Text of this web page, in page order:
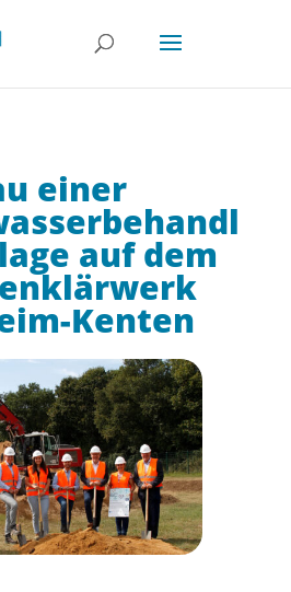
einer
auf dem
Kenten